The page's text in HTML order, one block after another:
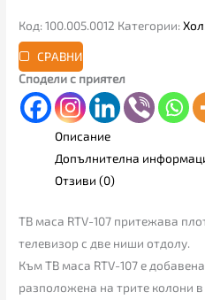
Код:100.005.0012 Категории:Хол
СРАВНИ
Сподели с приятел
Описание
Допълнителна
Отзиви (0)
ТВ маса RTV-107 притежава
телевизор с две ниши отдолу.
Към ТВ маса RTV-107 е
разположена на трите колони